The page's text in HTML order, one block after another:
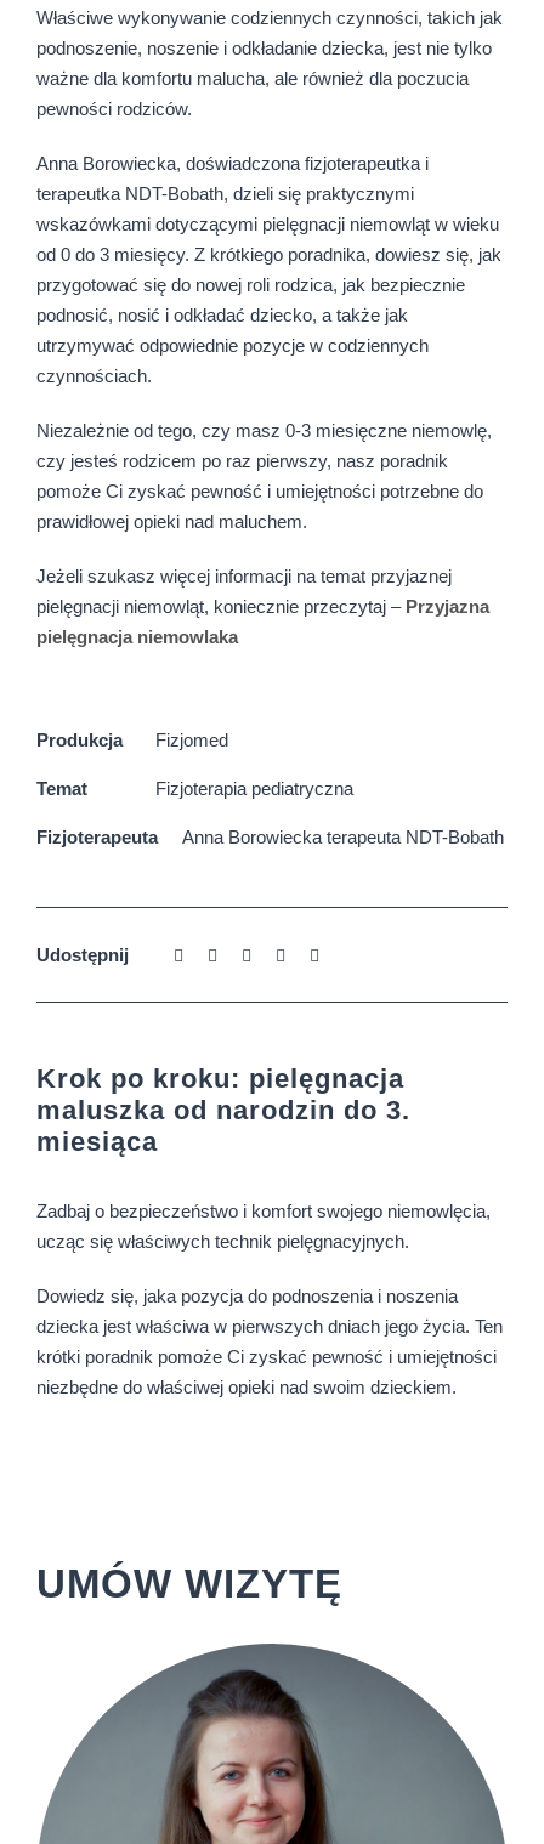
Właściwe wykonywanie codziennych czynności, takich jak
podnoszenie, noszenie i odkładanie dziecka, jest nie tylko
ważne dla komfortu malucha, ale również dla poczucia
pewności rodziców.
Anna Borowiecka, doświadczona fizjoterapeutka i
terapeutka NDT-Bobath, dzieli się praktycznymi
wskazówkami dotyczącymi pielęgnacji niemowląt w wieku
od 0 do 3 miesięcy. Z krótkiego poradnika, dowiesz się, jak
przygotować się do nowej roli rodzica, jak bezpiecznie
podnosić, nosić i odkładać dziecko, a także jak
utrzymywać odpowiednie pozycje w codziennych
czynnościach.
Niezależnie od tego, czy masz 0-3 miesięczne niemowlę,
czy jesteś rodzicem po raz pierwszy, nasz poradnik
pomoże Ci zyskać pewność i umiejętności potrzebne do
prawidłowej opieki nad maluchem.
Jeżeli szukasz więcej informacji na temat przyjaznej
pielęgnacji niemowląt, koniecznie przeczytaj – Przyjazna
pielęgnacja niemowlaka
Produkcja Fizjomed
Temat Fizjoterapia pediatryczna
Fizjoterapeuta Anna Borowiecka terapeuta NDT-Bobath
Udostępnij
Krok po kroku: pielęgnacja
maluszka od narodzin do 3.
miesiąca
Zadbaj o bezpieczeństwo i komfort swojego niemowlęcia,
ucząc się właściwych technik pielęgnacyjnych.
Dowiedz się, jaka pozycja do podnoszenia i noszenia
dziecka jest właściwa w pierwszych dniach jego życia. Ten
krótki poradnik pomoże Ci zyskać pewność i umiejętności
niezbędne do właściwej opieki nad swoim dzieckiem.
UMÓW WIZYTĘ